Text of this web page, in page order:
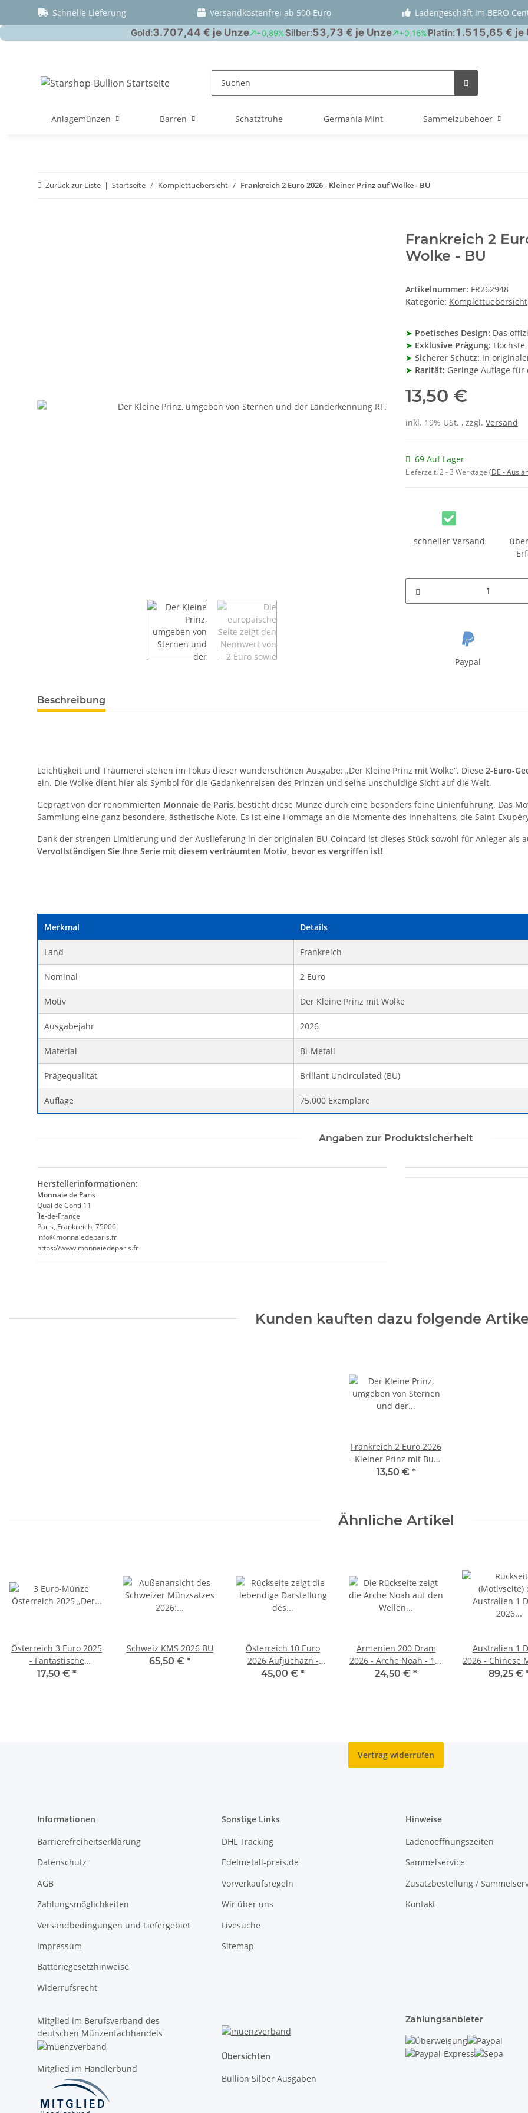
Schnelle Lieferung Versandkostenfrei ab 500 Euro Ladengeschäft im BERO
Anlagemünzen Barren Schatztruhe Germania Mint Sammelzubehoer
Zurück zur Liste Startseite Komplettuebersicht Frankreich 2 Euro 2026 - Kleiner Prinz auf Wolke - BU
Frankreich 2
Wolke - BU
Artikelnummer: FR262948
Kategorie: Komplettuebersicht
➤ Poetisches Design: Das
➤ Exklusive Prägung:
➤ Sicherer Schutz: In
➤ Rarität: Geringe Auflage
13,50 €
inkl. 19% USt. , zzgl. Versand
69 Auf Lager
Lieferzeit:2 - 3 Werktage (DE -
schneller Versand
Paypal
weitere Registerkarten anzeigen
Beschreibung
Leichtigkeit und Träumerei stehen im Fokus dieser wunderschönen Ausgabe: „Der Kleine Prinz mit Wolke“. Diese 2-Euro-
ein. Die Wolke dient hier als Symbol für die Gedankenreisen des Prinzen und seine unschuldige Sicht auf die Welt.
Geprägt von der renommierten Monnaie de Paris, besticht diese Münze durch eine besonders feine Linienführung. Das
Sammlung eine ganz besondere, ästhetische Note. Es ist eine Hommage an die Momente des Innehaltens, die Saint-
Dank der strengen Limitierung und der Auslieferung in der originalen BU-Coincard ist dieses Stück sowohl für Anleger
Vervollständigen Sie Ihre Serie mit diesem verträumten Motiv, bevor es vergriffen ist!
Merkmal Details
Land Frankreich
Nominal 2 Euro
Motiv Der Kleine Prinz mit Wolke
Ausgabejahr 2026
Material Bi-Metall
Prägequalität Brillant Uncirculated (BU)
Auflage 75.000 Exemplare
Angaben zur Produktsicherheit
Herstellerinformationen:
Monnaie de Paris
Quai de Conti 11
Île-de-France
Paris, Frankreich, 75006
info@monnaiedeparis.fr
https://www.monnaiedeparis.fr
Kunden kauften dazu folgende
Frankreich 2 Euro 2026
- Kleiner Prinz mit Buch
- BU
13,50 € *
Ähnliche Artikel
Österreich 3 Euro 2025
- Fantastische
Fabelwesen #1 - Der
17,50 € *
Schweiz KMS 2026 BU
65,50 € *
Österreich 10 Euro
2026 Aufjuchazn -
Loden (Silber hgh im
45,00 € *
Armenien 200 Dram
2026 - Arche Noah - 1/4
Unze Silber
24,50 € *
Australien 1
2026 - Chinese
Legends -
89,25 €
Vertrag widerrufen
Informationen
Barrierefreiheitserklärung
Datenschutz
AGB
Zahlungsmöglichkeiten
Versandbedingungen und Liefergebiet
Impressum
Batteriegesetzhinweise
Widerrufsrecht
Sonstige Links
DHL Tracking
Edelmetall-preis.de
Vorverkaufsregeln
Wir über uns
Livesuche
Sitemap
Hinweise
Ladenoeffnungszeiten
Sammelservice
Zusatzbestellung /
Kontakt
Mitglied im Berufsverband des
deutschen Münzenfachhandels
Mitglied im Händlerbund
Übersichten
Bullion Silber Ausgaben
Zahlungsanbieter